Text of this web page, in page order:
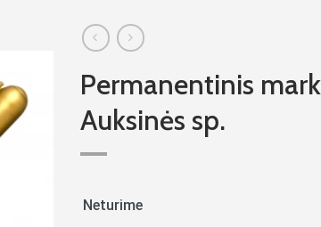
Permanentinis
Auksinės sp.
Neturime